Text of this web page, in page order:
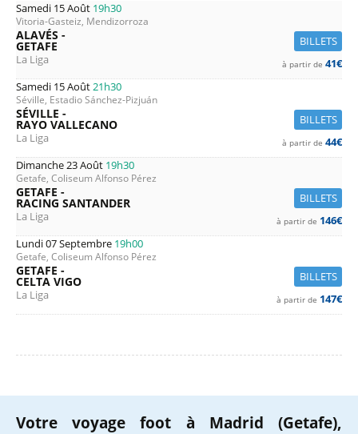
Samedi 15 Août 19h30
Vitoria-Gasteiz, Mendizorroza
BILLETS
ALAVÉS -
GETAFE
La Liga à partir de 41€
Samedi 15 Août21h30
Séville, Estadio Sánchez-Pizjuán
BILLETS
SÉVILLE -
RAYO VALLECANO
La Liga à partir de 44€
Dimanche 23 Août 19h30
Getafe, Coliseum Alfonso Pérez
BILLETS
GETAFE -
RACING SANTANDER
La Liga à partir de 146€
Lundi 07 Septembre 19h00
Getafe, Coliseum Alfonso Pérez
BILLETS
GETAFE -
CELTA VIGO
La Liga à partir de 147€
Votre voyage foot à Madrid (Getafe),